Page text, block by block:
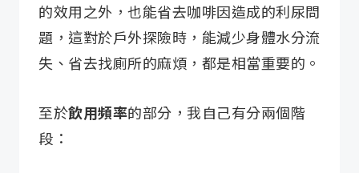
的效用之外，也能省去咖啡因造成的利尿問
題，這對於戶外探險時，能減少身體水分流
失、省去找廁所的麻煩，都是相當重要的。
至於飲用頻率的部分，我自己有分兩個階
段：